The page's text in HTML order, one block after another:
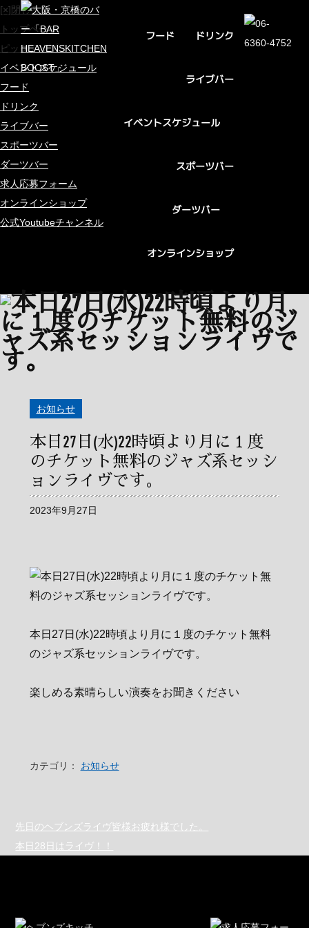
[×]閉じる
トップページ
ピックアップ
イベントスケジュール
フード
ドリンク
ライブバー
スポーツバー
ダーツバー
求人応募フォーム
オンラインショップ
公式Youtubeチャンネル
フード ドリンク
ライブバー
イベントスケジュール
スポーツバー
ダーツバー
オンラインショップ
お知らせ
本日27日(水)22時頃より月に１度
のチケット無料のジャズ系セッシ
ョンライヴです。
2023年9月27日
本日27日(水)22時頃より月に１度のチケット無料
のジャズ系セッションライヴです。
楽しめる素晴らしい演奏をお聞きください
カテゴリ： お知らせ
先日のヘブンズライヴ皆様お疲れ様でした。
本日28日はライヴ！！